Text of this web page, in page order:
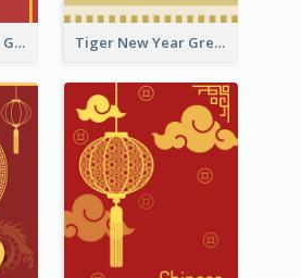
Chinese New Year Greeting Card With Graphic Decorations Tiger New Year Greeting Card With Decorations